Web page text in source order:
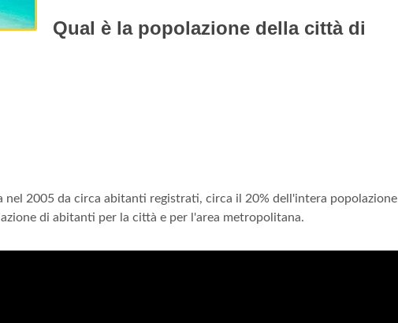
Qual è la popolazione della città di
nel 2005 da circa abitanti registrati, circa il 20% dell'intera popolazione
di abitanti per la città e per l'area metropolitana.